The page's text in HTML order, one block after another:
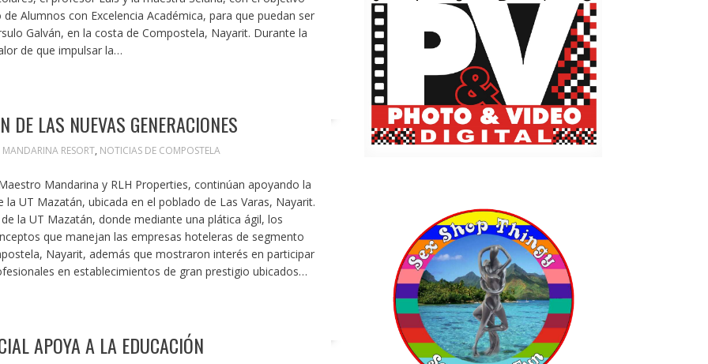
Alumnos con Excelencia Académica, para que puedan ser
Galván, en la costa de Compostela, Nayarit. Durante la
de que impulsar la…
DE LAS NUEVAS GENERACIONES
MANDARINA RESORT, NOTICIAS DE COMPOSTELA
Mandarina y RLH Properties, continúan apoyando la
UT Mazatán, ubicada en el poblado de Las Varas, Nayarit.
la UT Mazatán, donde mediante una plática ágil, los
que manejan las empresas hoteleras de segmento
Nayarit, además que mostraron interés en participar
en establecimientos de gran prestigio ubicados…
APOYA A LA EDUCACIÓN